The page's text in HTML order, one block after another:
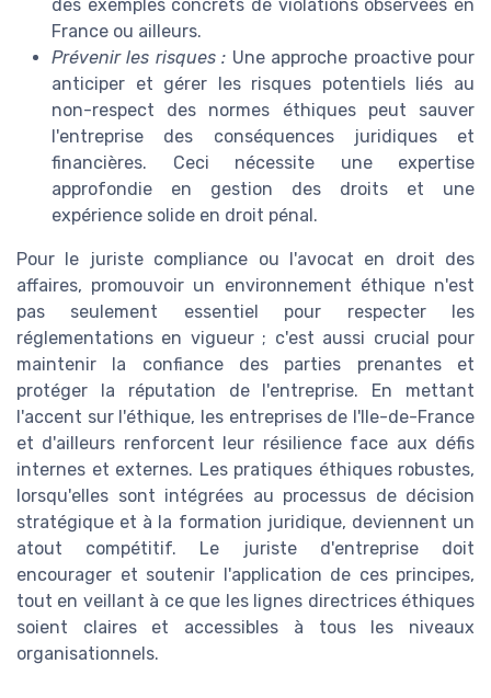
des exemples concrets de violations observées en
France ou ailleurs.
Prévenir les risques : Une approche proactive pour
anticiper et gérer les risques potentiels liés au
non-respect des normes éthiques peut sauver
l'entreprise des conséquences juridiques et
financières. Ceci nécessite une expertise
approfondie en gestion des droits et une
expérience solide en droit pénal.
Pour le juriste compliance ou l'avocat en droit des
affaires, promouvoir un environnement éthique n'est
pas seulement essentiel pour respecter les
réglementations en vigueur ; c'est aussi crucial pour
maintenir la confiance des parties prenantes et
protéger la réputation de l'entreprise. En mettant
l'accent sur l'éthique, les entreprises de l'Ile-de-France
et d'ailleurs renforcent leur résilience face aux défis
internes et externes. Les pratiques éthiques robustes,
lorsqu'elles sont intégrées au processus de décision
stratégique et à la formation juridique, deviennent un
atout compétitif. Le juriste d'entreprise doit
encourager et soutenir l'application de ces principes,
tout en veillant à ce que les lignes directrices éthiques
soient claires et accessibles à tous les niveaux
organisationnels.